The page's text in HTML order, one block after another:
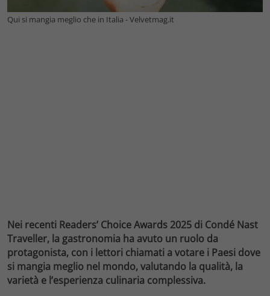
Qui si mangia meglio che in Italia - Velvetmag.it
Nei recenti Readers’ Choice Awards 2025 di Condé Nast
Traveller, la gastronomia ha avuto un ruolo da
protagonista, con i lettori chiamati a votare i Paesi dove
si mangia meglio nel mondo, valutando la qualità, la
varietà e l’esperienza culinaria complessiva.